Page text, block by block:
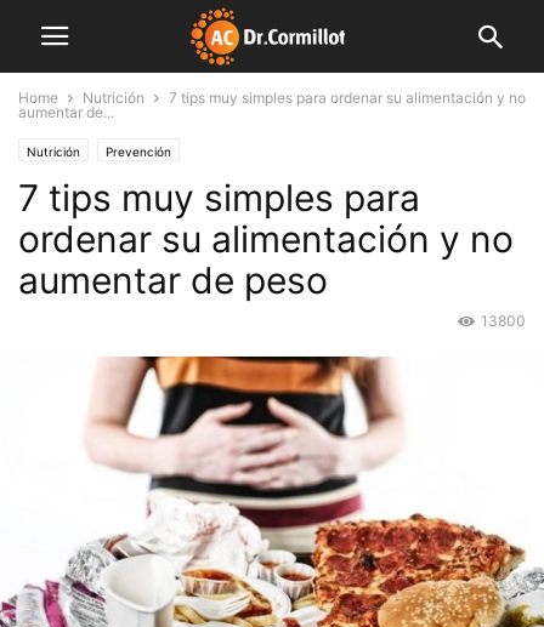
Home Nutrición
7 tips muy simples para ordenar su alimentación y no
aumentar de...
Nutrición Prevención
7 tips muy simples para
ordenar su alimentación y no
aumentar de peso
13800